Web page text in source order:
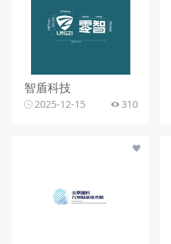
智盾科技
2025-12-15 310